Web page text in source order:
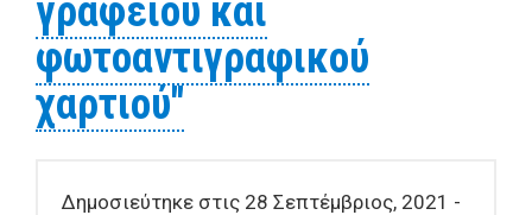
γραφείου και
φωτοαντιγραφικού
χαρτιού"
Δημοσιεύτηκε στις 28 Σεπτέμβριος, 2021 -